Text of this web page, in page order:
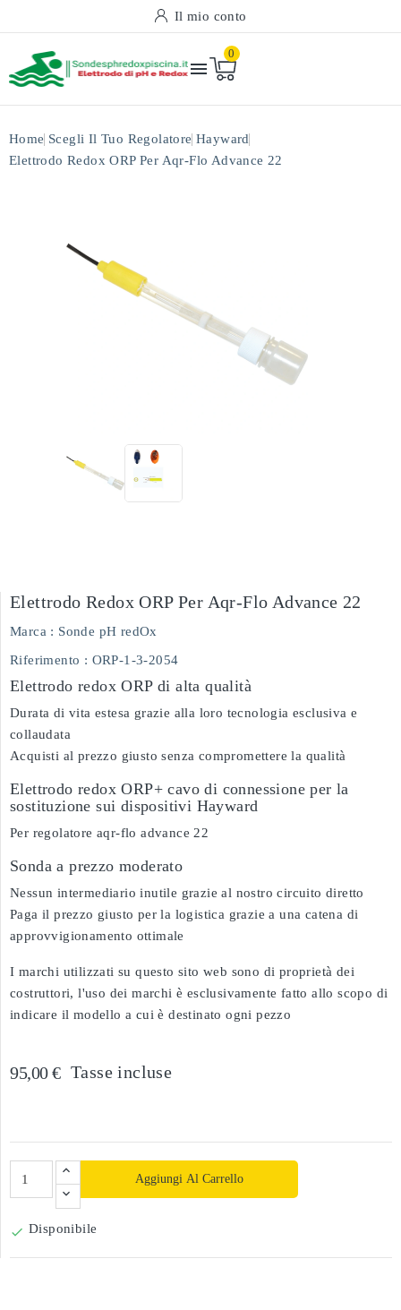
Il mio conto

0
Home Scegli Il Tuo Regolatore Hayward
Elettrodo Redox ORP Per Aqr-Flo Advance 22
Elettrodo Redox ORP Per Aqr-Flo Advance 22
Marca : Sonde pH redOx
Riferimento : ORP-1-3-2054
Elettrodo redox ORP di alta qualità
Durata di vita estesa grazie alla loro tecnologia esclusiva e
collaudata
Acquisti al prezzo giusto senza compromettere la qualità
Elettrodo redox ORP+ cavo di connessione per la
sostituzione sui dispositivi Hayward
Per regolatore aqr-flo advance 22
Sonda a prezzo moderato
Nessun intermediario inutile grazie al nostro circuito diretto
Paga il prezzo giusto per la logistica grazie a una catena di
approvvigionamento ottimale
I marchi utilizzati su questo sito web sono di proprietà dei
costruttori, l'uso dei marchi è esclusivamente fatto allo scopo di
indicare il modello a cui è destinato ogni pezzo
95,00 € Tasse incluse
Aggiungi Al Carrello
 Disponibile